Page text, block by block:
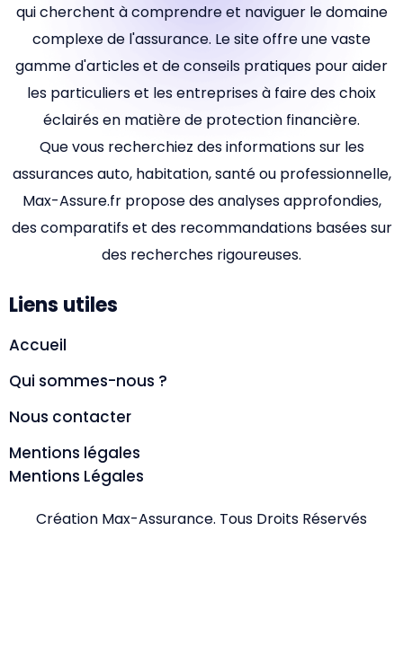
qui cherchent à comprendre et naviguer le domaine
complexe de l'assurance. Le site offre une vaste
gamme d'articles et de conseils pratiques pour aider
les particuliers et les entreprises à faire des choix
éclairés en matière de protection financière.
Que vous recherchiez des informations sur les
assurances auto, habitation, santé ou professionnelle,
Max-Assure.fr propose des analyses approfondies,
des comparatifs et des recommandations basées sur
des recherches rigoureuses.
Liens utiles
Accueil
Qui sommes-nous ?
Nous contacter
Mentions légales
Mentions Légales
Création Max-Assurance. Tous Droits Réservés